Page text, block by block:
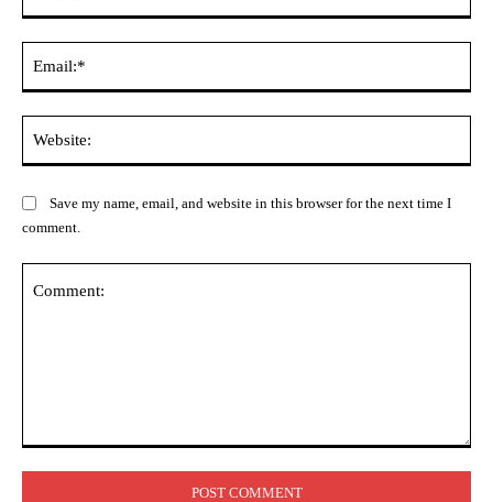
Save my name, email, and website in this browser for the next time I
comment.